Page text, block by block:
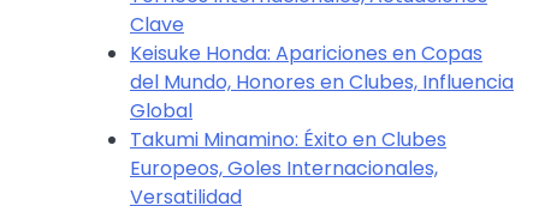
Clave
Keisuke Honda: Apariciones en Copas
del Mundo, Honores en Clubes, Influencia
Global
Takumi Minamino: Éxito en Clubes
Europeos, Goles Internacionales,
Versatilidad